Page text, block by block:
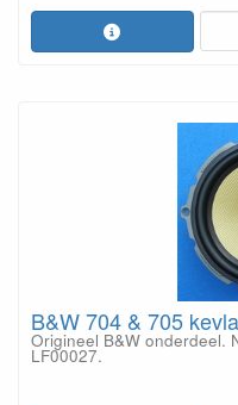
B&W 704 & 705
Origineel B&W onderdeel.
LF00027.